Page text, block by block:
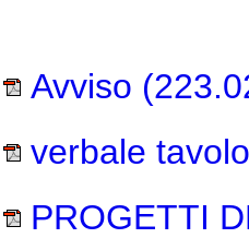
Avviso
verbale
PROGETTI